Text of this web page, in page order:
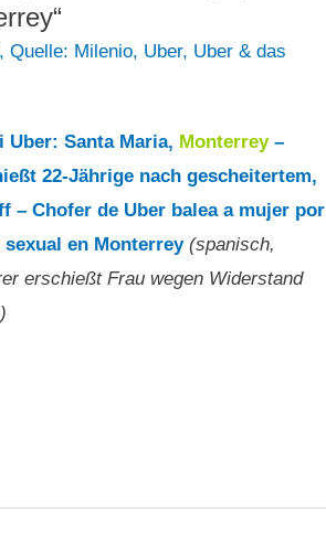
,Quelle: Milenio, Uber, Uber & das
Uber: Santa Maria, Monterrey–
22-Jährige nach gescheitertem,
– Chofer de Uber balea a mujer por
en Monterrey (spanisch,
erschießt Frau wegen Widerstand